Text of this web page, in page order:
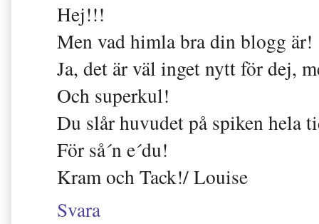
Hej!!!
Men vad himla bra din blogg är!
Ja, det är väl inget nytt för dej,
Och superkul!
Du slår huvudet på spiken hela
För så´n e´du!
Kram och Tack!/ Louise
Svara